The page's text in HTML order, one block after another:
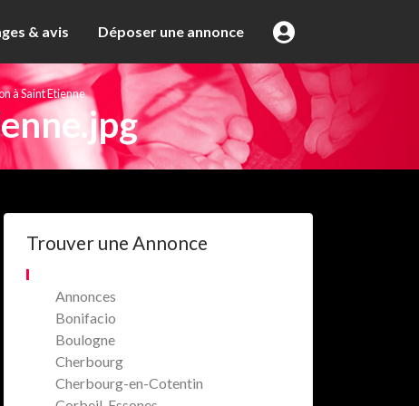
& avis Déposer une annonce
à Saint Etienne
Trouver une Annonce
Annonces
Bonifacio
Boulogne
Cherbourg
Cherbourg-en-Cotentin